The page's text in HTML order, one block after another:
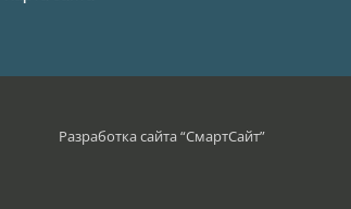
Разработка сайта “СмартСайт”